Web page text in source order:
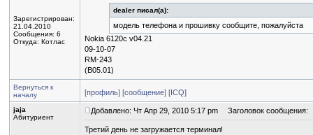
Зарегистрирован:
21.04.2010
Сообщения: 6
Откуда: Котлас
dealer писал(а):
модель телефона и прошивку сообщите, пожалуйста
Nokia 6120c v04.21
09-10-07
RM-243
(B05.01)
Вернуться к
началу
[профиль] [сообщение] [ICQ]
jaja
Абитуриент
Добавлено: Чт Апр 29, 2010 5:17 pm Заголовок сообщения:
Третий день не загружается терминал!